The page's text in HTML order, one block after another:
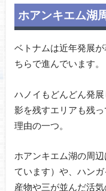
ホアンキエム湖
ベトナムは近年発展
ちらで進んでいます。
ハノイもどんどん発
影を残すエリアも残
理由の一つ。
ホアンキエム湖の周
ています）や、ハン
産物や三が並んだ活